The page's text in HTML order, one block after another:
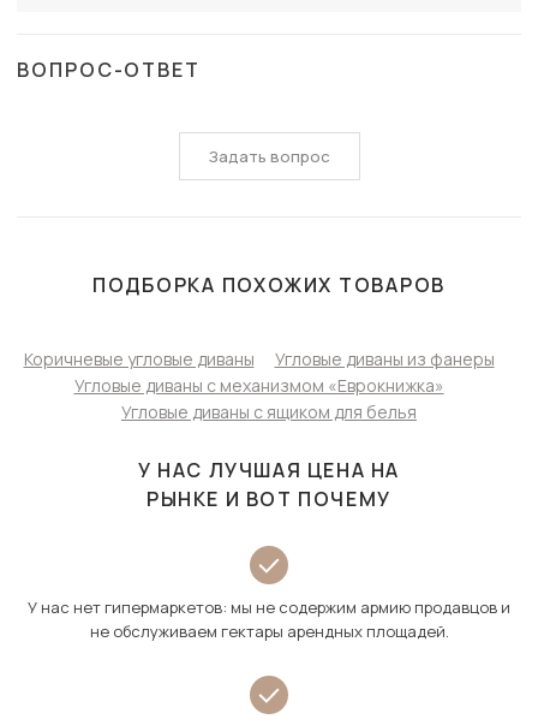
ВОПРОС-ОТВЕТ
Задать вопрос
ПОДБОРКА ПОХОЖИХ ТОВАРОВ
Коричневые угловые диваны
Угловые диваны из фанеры
Угловые диваны с механизмом «Еврокнижка»
Угловые диваны с ящиком для белья
У НАС ЛУЧШАЯ ЦЕНА НА
РЫНКЕ И ВОТ ПОЧЕМУ
У нас нет гипермаркетов: мы не содержим армию продавцов и
не обслуживаем гектары арендных площадей.